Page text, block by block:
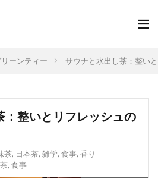
リーンティー サウナと水出し茶：整い
：整いとリフレッシュの
茶, 日本茶, 雑学, 食事, 香り
, 食事